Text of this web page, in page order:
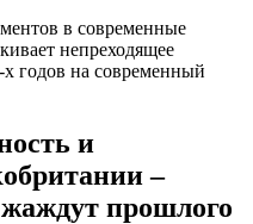
в современные
непреходящее
годов на современный
и
–
прошлого